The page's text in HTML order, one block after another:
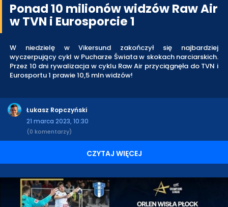
Ponad 10 milionów widzów Raw Air
w TVN i Eurosporcie 1
W niedzielę w Vikersund zakończył się najbardziej
wyczerpujący cykl w Pucharze Świata w skokach narciarskich.
Przez 10 dni rywalizacja w cyklu Raw Air przyciągnęła do TVN i
Eurosportu 1 prawie 10,5 mln widzów!
Łukasz Ropczyński
21 marca 2023, 10:30
(0 komentarzy)
CZYTAJ WIĘCEJ